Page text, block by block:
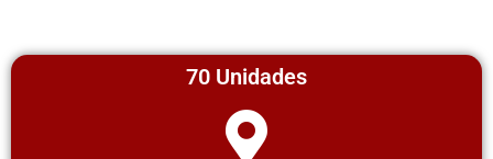
70 Unidades